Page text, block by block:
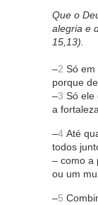
Que o
alegria e
15,13).
–2 Só em
porque
–3 Só ele
a
–4 Até
todos
– como a
ou um
–5